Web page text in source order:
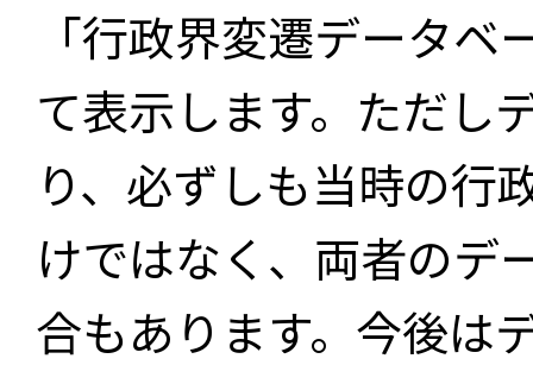
「行政界変遷データ
て表示します。ただし
り、必ずしも当時の行
けではなく、両者のデ
合もあります。今後は